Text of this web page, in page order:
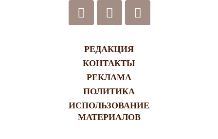
РЕДАКЦИЯ
КОНТАКТЫ
РЕКЛАМА
ПОЛИТИКА
ИСПОЛЬЗОВАНИЕ
МАТЕРИАЛОВ